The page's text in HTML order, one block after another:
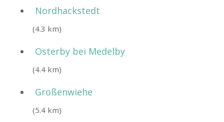
Nordhackstedt
(4.3 km)
Osterby bei Medelby
(4.4 km)
Großenwiehe
(5.4 km)